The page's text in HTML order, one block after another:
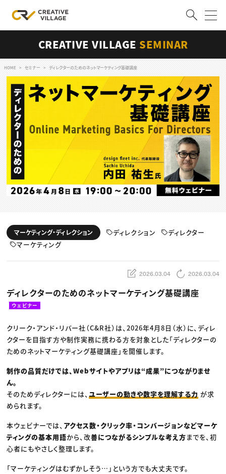
ログイン
RECRUIT
クリエイター求人を探す
CREATIVE JOB求人検索
特集求人
採用説明会
転職支援サービス
CONTENTS
スキルアップしたい！
動画配信・映像制作
編集・ライティング
マーケティング
業界解説・キャリア事情
TOP Creator’s コラム トップ
Webクリエイター
アプリクリエイター
映像クリエイター
C＆R Magazine
セミナー
ニュース・トレンド
Web
映像
ゲーム・エンタメ
出版
CREATIVE VILLAGEからのお知らせ
プロフェッショナル×つながる×メディア
CREATIVE VILLAGE SEMINAR
HOME セミナー ディレクターのためのネットマーケティング基礎講座
マーケティング・ディレクション ディレクション
ディレクター
マーケティング
2026.03.04 2026.03.04
ディレクターのためのネットマーケティング基礎講座
ウェビナー
クリーク・アンド・リバー社（C&R社）は、2026年4月8日（水）に、ディレ
クターを目指す方や制作実務に携わる方を対象とした「ディレクターの
ためのネットマーケティング基礎講座」を開催します。
制作の品質だけでは、Webサイトやアプリは“成果”につながりませ
ん。
そのためディレクターには、ユーザーの動きや数字を理解する力 が求
められます。
本ウェビナーでは、 アクセス数・クリック率・コンバージョンなどマーケ
ティングの基本用語から、改善につながるシンプルな考え方までを、初
心者にもやさしく整理します。
「マーケティングはむずかしそう…」という方でも大丈夫です。